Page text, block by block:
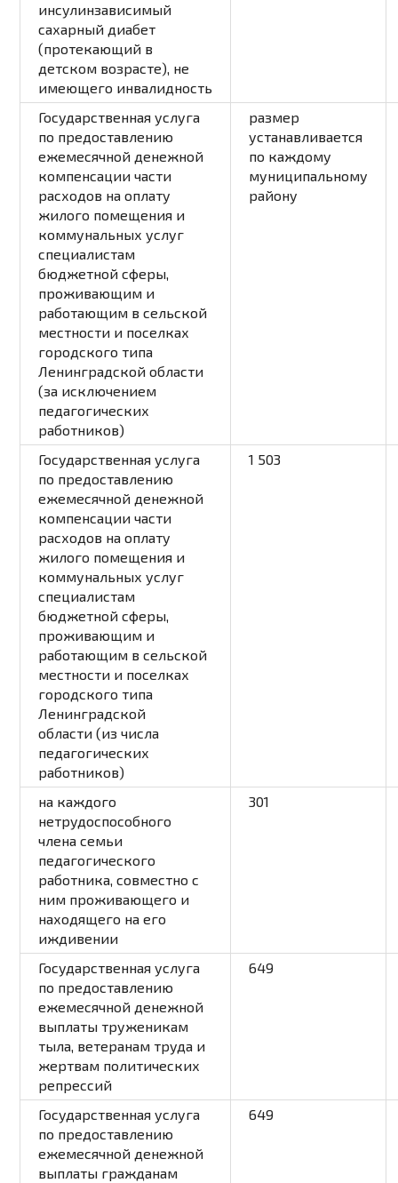
инсулинзависимый
сахарный диабет
(протекающий в
детском возрасте), не
имеющего инвалидность
Государственная услуга
по предоставлению
ежемесячной денежной
компенсации части
расходов на оплату
жилого помещения и
коммунальных услуг
специалистам
бюджетной сферы,
проживающим и
работающим в сельской
местности и поселках
городского типа
Ленинградской области
(за исключением
педагогических
работников)
размер
устанавливается
по каждому
муниципальному
району
Государственная услуга
по предоставлению
ежемесячной денежной
компенсации части
расходов на оплату
жилого помещения и
коммунальных услуг
специалистам
бюджетной сферы,
проживающим и
работающим в сельской
местности и поселках
городского типа
Ленинградской
области (из числа
педагогических
работников)
1 503
на каждого
нетрудоспособного
члена семьи
педагогического
работника, совместно с
ним проживающего и
находящего на его
иждивении
301
Государственная услуга
по предоставлению
ежемесячной денежной
выплаты труженикам
тыла, ветеранам труда и
жертвам политических
репрессий
649
Государственная услуга
по предоставлению
ежемесячной денежной
выплаты гражданам
649